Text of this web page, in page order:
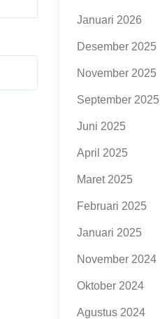
Januari 2026
Desember 2025
November 2025
September 2025
Juni 2025
April 2025
Maret 2025
Februari 2025
Januari 2025
November 2024
Oktober 2024
Agustus 2024